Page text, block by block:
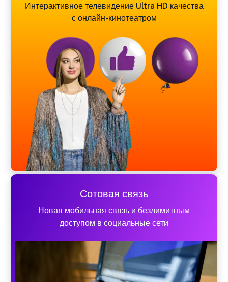
Интерактивное телевидение Ultra HD качества
с онлайн-кинотеатром
Сотовая связь
Новая мобильная связь и безлимитным
доступом в социальные сети